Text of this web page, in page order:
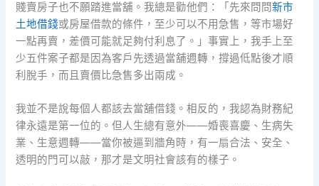
賤賣房子也不願踏進當舖。我總是勸他們：「先來問問新市
土地借錢或房屋借款的條件，至少可以不用急售，等市場好
一點再賣，差價可能就足夠付利息了。」事實上，我手上至
少五件案子都是因為客戶先透過當舖週轉，撐過低點後才順
利脫手，而且賣價比急售多出兩成。
我並不是說每個人都該去當舖借錢。相反的，我認為財務紀
律永遠是第一位的。但人生總有意外——婚喪喜慶、生病失
業、生意週轉——當你被逼到牆角時，有一扇合法、安全、
透明的門可以敲，那才是文明社會該有的樣子。